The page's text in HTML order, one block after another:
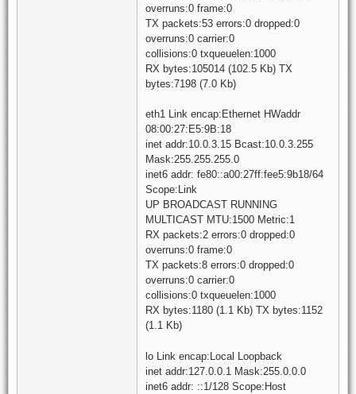
overruns:0 frame:0
TX packets:53 errors:0 dropped:0
overruns:0 carrier:0
collisions:0 txqueuelen:1000
RX bytes:105014 (102.5 Kb) TX
bytes:7198 (7.0 Kb)
eth1 Link encap:Ethernet HWaddr
08:00:27:E5:9B:18
inet addr:10.0.3.15 Bcast:10.0.3.255
Mask:255.255.255.0
inet6 addr: fe80::a00:27ff:fee5:9b18/64
Scope:Link
UP BROADCAST RUNNING
MULTICAST MTU:1500 Metric:1
RX packets:2 errors:0 dropped:0
overruns:0 frame:0
TX packets:8 errors:0 dropped:0
overruns:0 carrier:0
collisions:0 txqueuelen:1000
RX bytes:1180 (1.1 Kb) TX bytes:1152
(1.1 Kb)
lo Link encap:Local Loopback
inet addr:127.0.0.1 Mask:255.0.0.0
inet6 addr: ::1/128 Scope:Host